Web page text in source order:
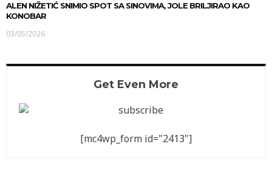
ALEN NIŽETIĆ SNIMIO SPOT SA SINOVIMA, JOLE BRILJIRAO KAO
KONOBAR
03/05/2026
Get Even More
[mc4wp_form id="2413"]